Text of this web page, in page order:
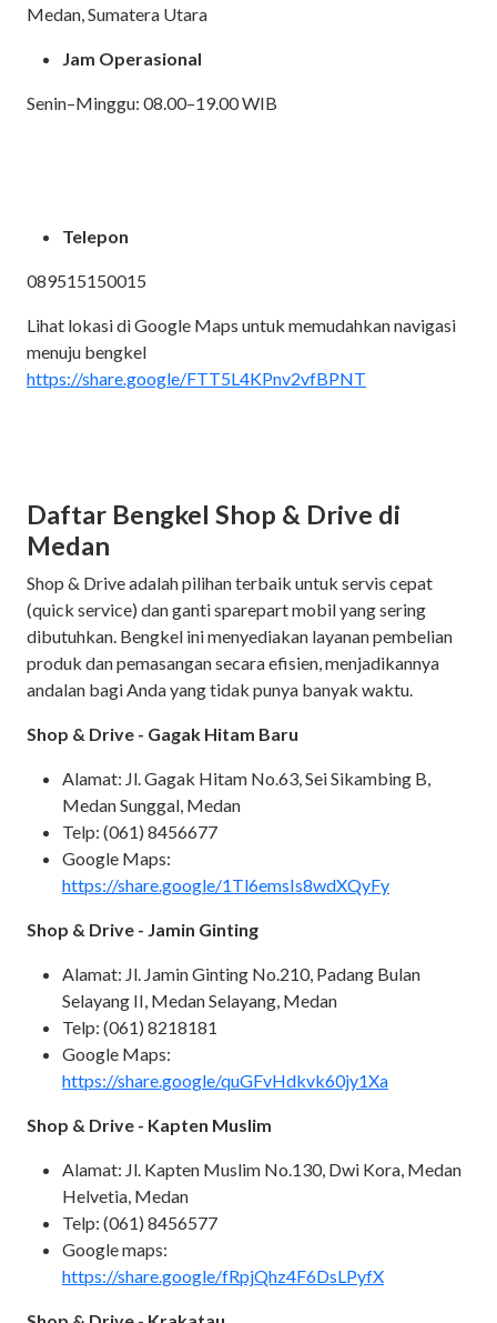
Medan, Sumatera Utara
Jam Operasional
Senin–Minggu: 08.00–19.00 WIB
Telepon
089515150015
Lihat lokasi di Google Maps untuk memudahkan navigasi
menuju bengkel
https://share.google/FTT5L4KPnv2vfBPNT
Daftar Bengkel Shop & Drive di
Medan
Shop & Drive adalah pilihan terbaik untuk servis cepat
(quick service) dan ganti sparepart mobil yang sering
dibutuhkan. Bengkel ini menyediakan layanan pembelian
produk dan pemasangan secara efisien, menjadikannya
andalan bagi Anda yang tidak punya banyak waktu.
Shop & Drive - Gagak Hitam Baru
Alamat: Jl. Gagak Hitam No.63, Sei Sikambing B,
Medan Sunggal, Medan
Telp: (061) 8456677
Google Maps:
https://share.google/1Tl6emsIs8wdXQyFy
Shop & Drive - Jamin Ginting
Alamat: Jl. Jamin Ginting No.210, Padang Bulan
Selayang II, Medan Selayang, Medan
Telp: (061) 8218181
Google Maps:
https://share.google/quGFvHdkvk60jy1Xa
Shop & Drive - Kapten Muslim
Alamat: Jl. Kapten Muslim No.130, Dwi Kora, Medan
Helvetia, Medan
Telp: (061) 8456577
Google maps:
https://share.google/fRpjQhz4F6DsLPyfX